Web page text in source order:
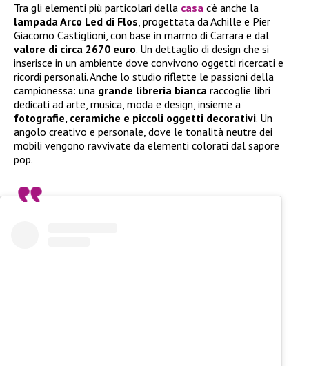
Tra gli elementi più particolari della casa c’è anche la
lampada Arco Led di Flos, progettata da Achille e Pier
Giacomo Castiglioni, con base in marmo di Carrara e dal
valore di circa 2670 euro. Un dettaglio di design che si
inserisce in un ambiente dove convivono oggetti ricercati e
ricordi personali. Anche lo studio riflette le passioni della
campionessa: una grande libreria bianca raccoglie libri
dedicati ad arte, musica, moda e design, insieme a
fotografie, ceramiche e piccoli oggetti decorativi. Un
angolo creativo e personale, dove le tonalità neutre dei
mobili vengono ravvivate da elementi colorati dal sapore
pop.